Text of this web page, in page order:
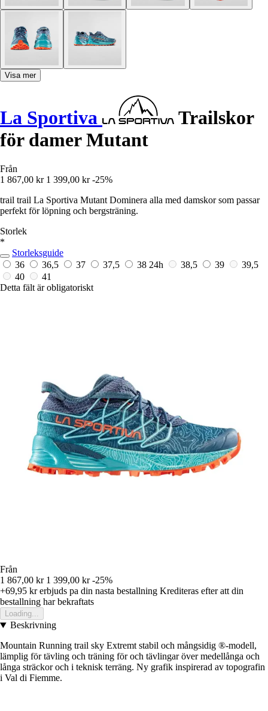
Visa mer
La Sportiva
Trailskor
för damer Mutant
Från
1 867,00 kr 1 399,00 kr -25%
trail trail La Sportiva Mutant Dominera alla med damskor som passar
perfekt för löpning och bergsträning.
Storlek
*
Storleksguide
36
36,5 37 37,5 38 24h 38,5 39
39,5
40
41
Detta fält är obligatoriskt
Från
1 867,00 kr 1 399,00 kr -25%
+69,95 krerbjuds pa din nasta bestallning Krediteras efter att din
bestallning har bekraftats
Loading...
Beskrivning
Mountain Running trail sky Extremt stabil och mångsidig ®-modell,
lämplig för tävling och träning för och tävlingar över medellånga och
långa sträckor och i teknisk terräng. Ny grafik inspirerad av topografin
i Val di Fiemme.